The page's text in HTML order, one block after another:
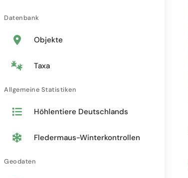
Datenbank
Objekte
Taxa
Allgemeine Statistiken
Höhlentiere Deutschlands
Fledermaus-Winterkontrollen
Geodaten